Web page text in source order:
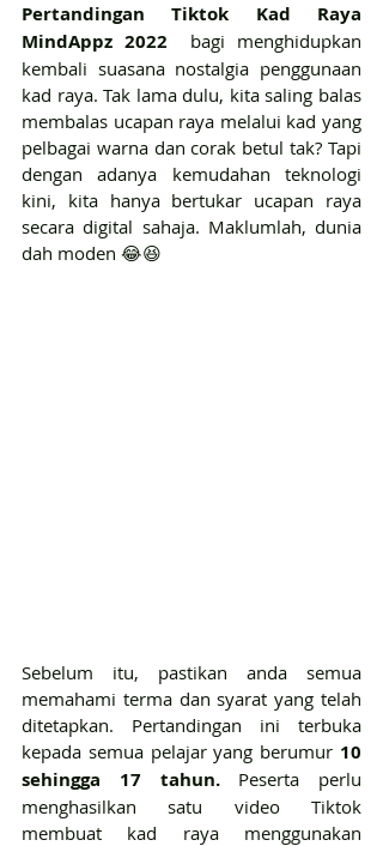
Pertandingan Tiktok Kad Raya
MindAppz 2022
bagi menghidupkan
kembali suasana nostalgia penggunaan
kad raya. Tak lama dulu, kita saling balas
membalas ucapan raya melalui kad yang
pelbagai warna dan corak betul tak? Tapi
dengan adanya kemudahan teknologi
kini, kita hanya bertukar ucapan raya
secara digital sahaja. Maklumlah, dunia
dah moden 😂😆
Sebelum itu, pastikan anda semua
memahami terma dan syarat yang telah
ditetapkan. Pertandingan ini terbuka
kepada semua pelajar yang berumur 10
sehingga 17 tahun. Peserta perlu
menghasilkan satu video Tiktok
membuat kad raya menggunakan